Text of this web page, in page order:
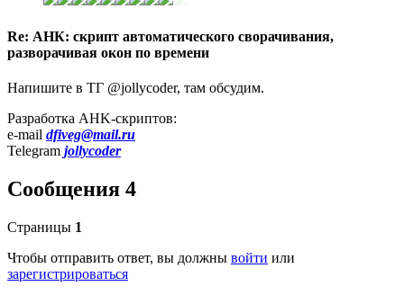
Re: АНК: скрипт автоматического сворачивания,
разворачивая окон по времени
Напишите в ТГ @jollycoder, там обсудим.
Разработка AHK-скриптов:
e-mail dfiveg@mail.ru
Telegram jollycoder
Сообщения 4
Страницы 1
Чтобы отправить ответ, вы должны войти или
зарегистрироваться